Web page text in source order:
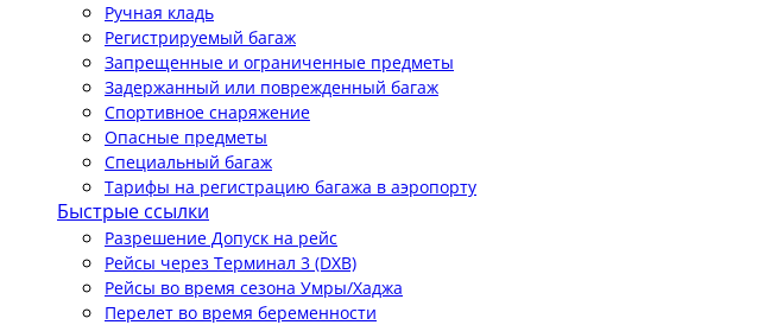
Ручная кладь
Регистрируемый багаж
Запрещенные и ограниченные предметы
Задержанный или поврежденный багаж
Спортивное снаряжение
Опасные предметы
Специальный багаж
Тарифы на регистрацию багажа в аэропорту
Быстрые ссылки
Разрешение Допуск на рейс
Рейсы через Терминал 3 (DXB)
Рейсы во время сезона Умры/Хаджа
Перелет во время беременности